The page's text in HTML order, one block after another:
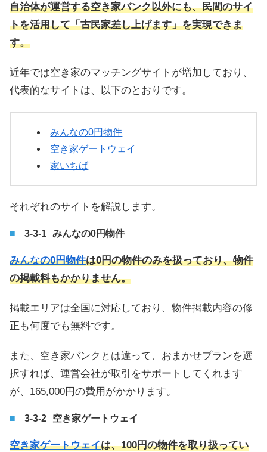
自治体が運営する空き家バンク以外にも、民間のサイ
トを活用して「古民家差し上げます」を実現できま
す。
近年では空き家のマッチングサイトが増加しており、
代表的なサイトは、以下のとおりです。
みんなの0円物件
空き家ゲートウェイ
家いちば
それぞれのサイトを解説します。
みんなの0円物件
みんなの0円物件は0円の物件のみを扱っており、物件
の掲載料もかかりません。
掲載エリアは全国に対応しており、物件掲載内容の修
正も何度でも無料です。
また、空き家バンクとは違って、おまかせプランを選
択すれば、運営会社が取引をサポートしてくれます
が、165,000円の費用がかかります。
空き家ゲートウェイ
空き家ゲートウェイは、100円の物件を取り扱ってい